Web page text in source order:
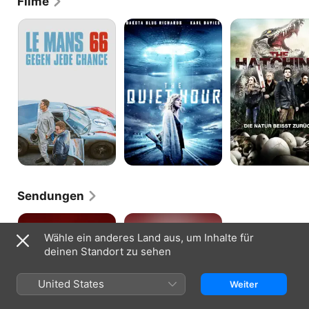
Le
Mans
Gegen
The
Quiet
Hour
The
Hatching
-
Die
Natur
beißt
zurück
Sendungen
This
Is
The
Team
Wähle ein anderes Land aus, um Inhalte für
deinen Standort zu sehen
United States Weiter